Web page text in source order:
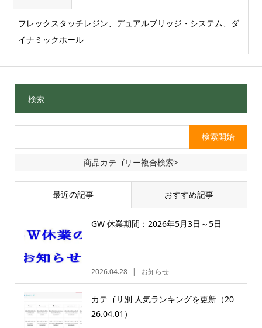
フレックスタッチレジン、デュアルブリッジ・システム、ダ
イナミックホール
検索
商品カテゴリー複合検索>
最近の記事 おすすめ記事
GW 休業期間：2026年5月3日～5日
2026.04.28 お知らせ
カテゴリ別 人気ランキングを更新（20
26.04.01）